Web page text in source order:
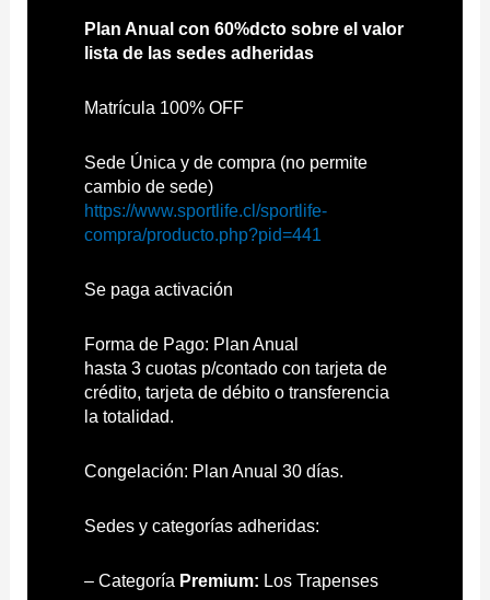
Plan Anual con 60%dcto sobre el valor
lista de las sedes adheridas
Matrícula 100% OFF
Sede Única y de compra (no permite
cambio de sede)
https://www.sportlife.cl/sportlife-
compra/producto.php?pid=441
Se paga activación
Forma de Pago: Plan Anual
hasta 3 cuotas p/contado con tarjeta de
crédito, tarjeta de débito o transferencia
la totalidad.
Congelación: Plan Anual 30 días.
Sedes y categorías adheridas:
– Categoría Premium: Los Trapenses